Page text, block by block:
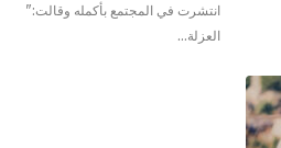
انتشرت في المجتمع بأكمله وقالت:"
العزلة…